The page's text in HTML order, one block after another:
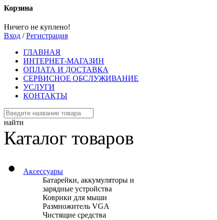
Корзина
Ничего не куплено!
Вход /Регистрация
ГЛАВНАЯ
ИНТЕРНЕТ-МАГАЗИН
ОПЛАТА И ДОСТАВКА
СЕРВИСНОЕ ОБСЛУЖИВАНИЕ
УСЛУГИ
КОНТАКТЫ
найти
Каталог товаров
Аксессуары
Батарейки, аккумуляторы и
зарядные устройства
Коврики для мыши
Размножитель VGA
Чистящие средства